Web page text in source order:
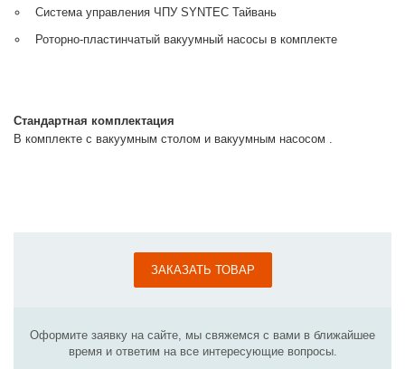
Система управления ЧПУ SYNTEC Тайвань
Роторно-пластинчатый вакуумный насосы в комплекте
Стандартная комплектация
В комплекте с вакуумным столом и вакуумным насосом .
ЗАКАЗАТЬ ТОВАР
Оформите заявку на сайте, мы свяжемся с вами в ближайшее
время и ответим на все интересующие вопросы.